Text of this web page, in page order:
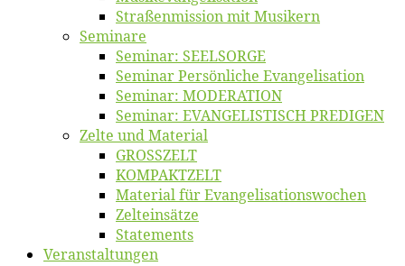
Straßenmis­sion mit Musikern
Se­mi­na­re
Se­mi­nar: SEELSORGE
Se­mi­nar Per­sön­li­che Evangelisation
Se­mi­nar: MODERATION
Se­mi­nar: EVANGELISTISCH PREDIGEN
Zel­te und Material
GROSSZELT
KOMPAKTZELT
Ma­te­ri­al für Evangelisationswochen
Zelt­ein­sät­ze
State­ments
Ver­an­stal­tun­gen